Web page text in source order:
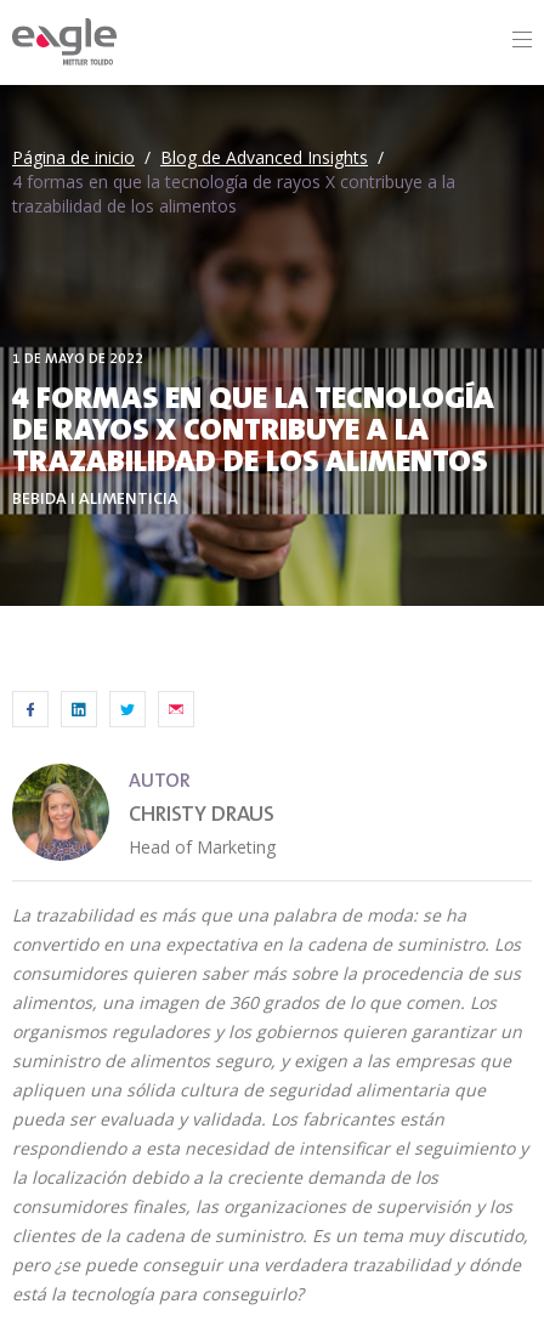
Página de inicio / Blog de Advanced Insights /
4 formas en que la tecnología de rayos X contribuye a la
trazabilidad de los alimentos
1 DE MAYO DE 2022
4 FORMAS EN QUE LA TECNOLOGÍA
DE RAYOS X CONTRIBUYE A LA
TRAZABILIDAD DE LOS ALIMENTOS
BEBIDA I ALIMENTICIA
AUTOR
CHRISTY DRAUS
Head of Marketing
La trazabilidad es más que una palabra de moda: se ha
convertido en una expectativa en la cadena de suministro. Los
consumidores quieren saber más sobre la procedencia de sus
alimentos, una imagen de 360 grados de lo que comen. Los
organismos reguladores y los gobiernos quieren garantizar un
suministro de alimentos seguro, y exigen a las empresas que
apliquen una sólida cultura de seguridad alimentaria que
pueda ser evaluada y validada. Los fabricantes están
respondiendo a esta necesidad de intensificar el seguimiento y
la localización debido a la creciente demanda de los
consumidores finales, las organizaciones de supervisión y los
clientes de la cadena de suministro. Es un tema muy discutido,
pero ¿se puede conseguir una verdadera trazabilidad y dónde
está la tecnología para conseguirlo?